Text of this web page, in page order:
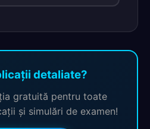
detaliate?
gratuită pentru toate
și simulări de examen!